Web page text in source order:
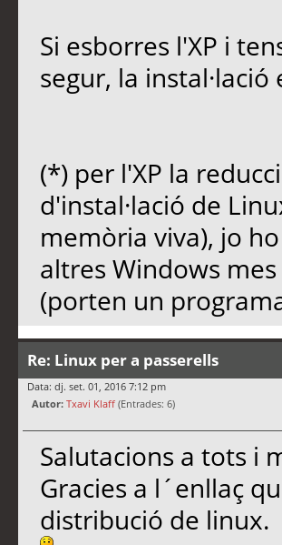
Si esborres l'XP i
segur, la
(*) per l'XP la
d'instal·lació de
memòria viva), jo
altres Windows
(porten un
Re: Linux per a passerells
Data: dj. set. 01, 2016 7:12 pm
Autor: Txavi Klaff (Entrades: 6)
Salutacions a tots i
Gracies a l´enllaç
distribució de linux.